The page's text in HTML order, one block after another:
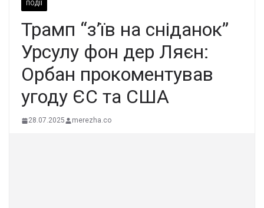
ПОДІЇ
Трамп “з’їв на сніданок”
Урсулу фон дер Ляєн:
Орбан прокоментував
угоду ЄС та США
28.07.2025 merezha.co